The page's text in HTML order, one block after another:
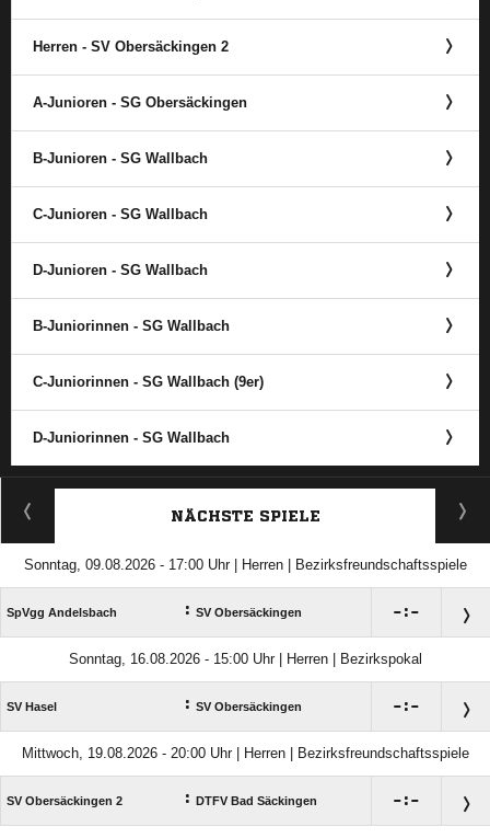
Herren - SV Obersäckingen 2
A-Junioren - SG Obersäckingen
B-Junioren - SG Wallbach
C-Junioren - SG Wallbach
D-Junioren - SG Wallbach
B-Juniorinnen - SG Wallbach
C-Juniorinnen - SG Wallbach (9er)
D-Juniorinnen - SG Wallbach
ANZEIGE
NÄCHSTE SPIELE
Sonntag, 09.08.2026 - 17:00 Uhr | Herren | Bezirksfreundschaftsspiele
SpVgg Andelsbach : SV Obersäckingen :
Sonntag, 16.08.2026 - 15:00 Uhr | Herren | Bezirkspokal
SV Hasel : SV Obersäckingen :
Mittwoch, 19.08.2026 - 20:00 Uhr | Herren | Bezirksfreundschaftsspiele
SV Obersäckingen 2 : DTFV Bad Säckingen :